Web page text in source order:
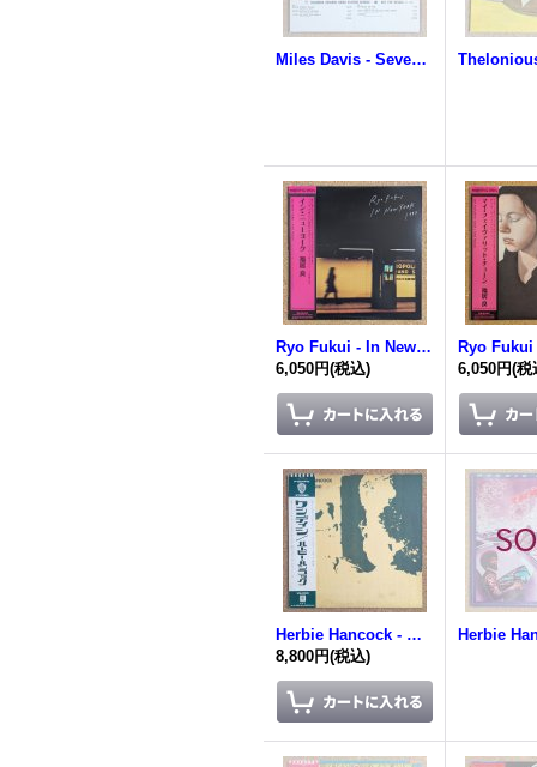
Miles Davis - Seven Steps To Heaven
Ryo Fukui - In New York
6,050円(税込) 6,050円(税
Herbie Hancock - Mwandishi
8,800円(税込)